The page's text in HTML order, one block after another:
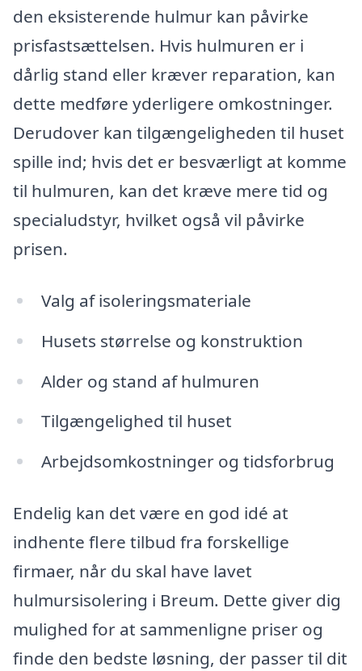
den eksisterende hulmur kan påvirke
prisfastsættelsen. Hvis hulmuren er i
dårlig stand eller kræver reparation, kan
dette medføre yderligere omkostninger.
Derudover kan tilgængeligheden til huset
spille ind; hvis det er besværligt at komme
til hulmuren, kan det kræve mere tid og
specialudstyr, hvilket også vil påvirke
prisen.
Valg af isoleringsmateriale
Husets størrelse og konstruktion
Alder og stand af hulmuren
Tilgængelighed til huset
Arbejdsomkostninger og tidsforbrug
Endelig kan det være en god idé at
indhente flere tilbud fra forskellige
firmaer, når du skal have lavet
hulmursisolering i Breum. Dette giver dig
mulighed for at sammenligne priser og
finde den bedste løsning, der passer til dit